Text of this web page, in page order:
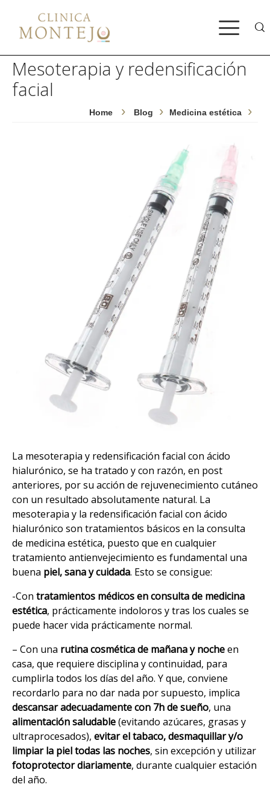
Mesoterapia y redensificación
facial
Home Blog Medicina estética
La mesoterapia y redensificación facial con ácido
hialurónico, se ha tratado y con razón, en post
anteriores, por su acción de rejuvenecimiento cutáneo
con un resultado absolutamente natural. La
mesoterapia y la redensificación facial con ácido
hialurónico son tratamientos básicos en la consulta
de medicina estética, puesto que en cualquier
tratamiento antienvejecimiento es fundamental una
buena piel, sana y cuidada. Esto se consigue:
-Con tratamientos médicos en consulta de medicina
estética, prácticamente indoloros y tras los cuales se
puede hacer vida prácticamente normal.
– Con una rutina cosmética de mañana y nocheen
casa, que requiere disciplina y continuidad, para
cumplirla todos los días del año. Y que, conviene
recordarlo para no dar nada por supuesto, implica
descansar adecuadamente con 7h de sueño, una
alimentación saludable(evitando azúcares, grasas y
ultraprocesados), evitar el tabaco,desmaquillar y/o
limpiar la piel todas las noches, sin excepción y utilizar
fotoprotector diariamente, durante cualquier estación
del año.